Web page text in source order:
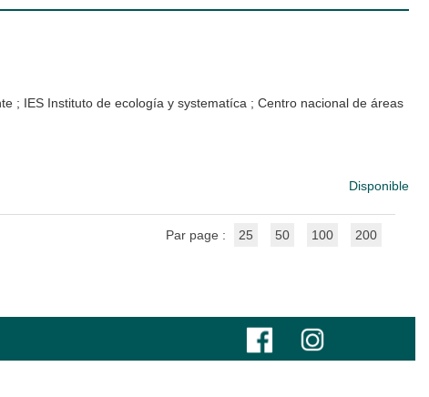
; IES Instituto de ecología y systematíca ; Centro nacional de áreas
Disponible
Par page : 25 50 100 200